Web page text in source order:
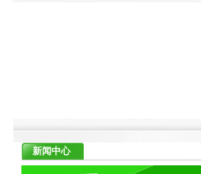
新闻中心